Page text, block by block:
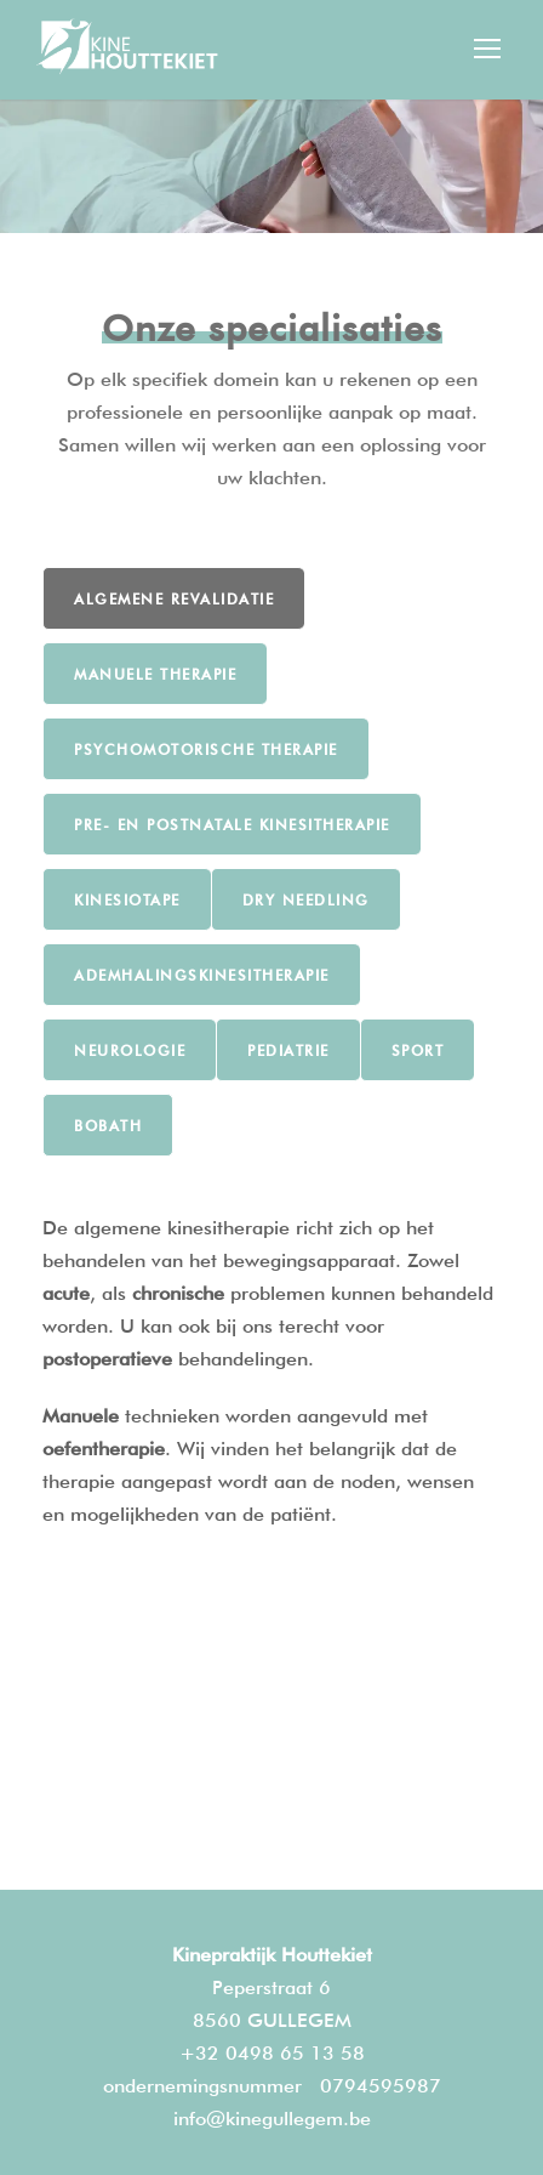
Onze specialisaties
Op elk specifiek domein kan u rekenen op een
professionele en persoonlijke aanpak op maat.
Samen willen wij werken aan een oplossing voor
uw klachten.
ALGEMENE REVALIDATIE
MANUELE THERAPIE
PSYCHOMOTORISCHE THERAPIE
PRE- EN POSTNATALE KINESITHERAPIE
KINESIOTAPE DRY NEEDLING
ADEMHALINGSKINESITHERAPIE
NEUROLOGIE PEDIATRIE SPORT
BOBATH
De algemene kinesitherapie richt zich op het
behandelen van het bewegingsapparaat. Zowel
acute, als chronische problemen kunnen behandeld
worden. U kan ook bij ons terecht voor
postoperatieve behandelingen.
Manuele technieken worden aangevuld met
oefentherapie. Wij vinden het belangrijk dat de
therapie aangepast wordt aan de noden, wensen
en mogelijkheden van de patiënt.
Kinepraktijk Houttekiet
Peperstraat 6
8560 GULLEGEM
+32 0498 65 13 58
ondernemingsnummer 0794595987
info@kinegullegem.be